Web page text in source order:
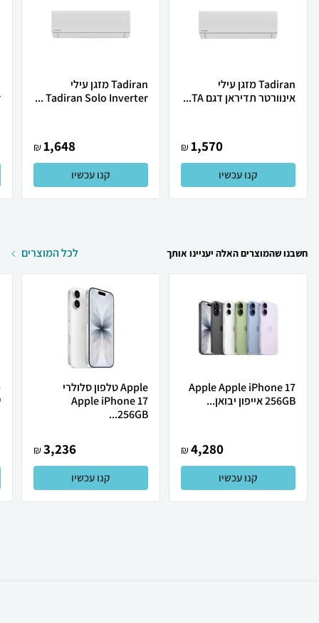
Tadiran מזגן עילי
אינוורטר תדיראן דגם TA...
1,570
₪
קנו עכשיו
Tadiran מזגן עילי
Tadiran Solo Inverter ...
1,648
₪
קנו עכשיו
חשבנו שהמוצרים האלה יעניינו אותך לכל המוצרים
Apple Apple iPhone 17
256GB אייפון יבואן...
4,280
₪
קנו עכשיו
Apple טלפון סלולרי
Apple iPhone 17
256GB...
3,236
₪
קנו עכשיו